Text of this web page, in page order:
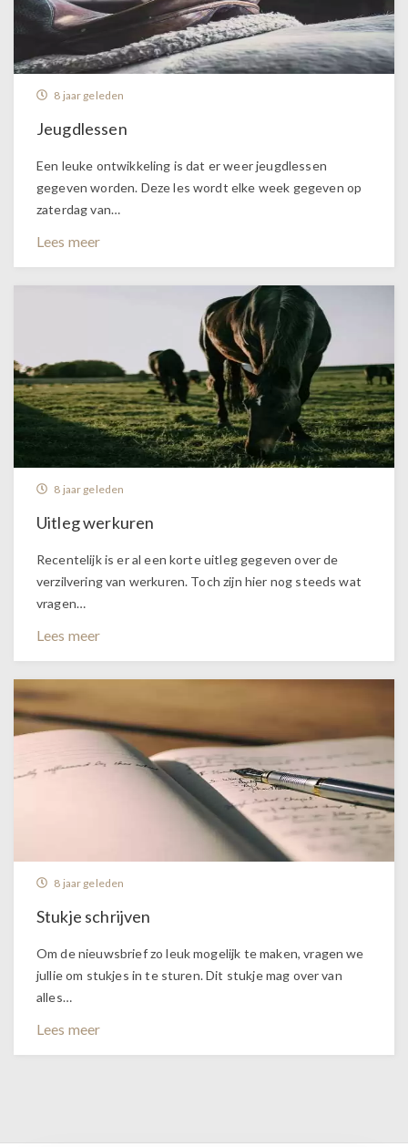
8 jaar geleden
Jeugdlessen
Een leuke ontwikkeling is dat er weer jeugdlessen
gegeven worden. Deze les wordt elke week gegeven op
zaterdag van…
Lees meer
8 jaar geleden
Uitleg werkuren
Recentelijk is er al een korte uitleg gegeven over de
verzilvering van werkuren. Toch zijn hier nog steeds wat
vragen…
Lees meer
8 jaar geleden
Stukje schrijven
Om de nieuwsbrief zo leuk mogelijk te maken, vragen we
jullie om stukjes in te sturen. Dit stukje mag over van
alles…
Lees meer